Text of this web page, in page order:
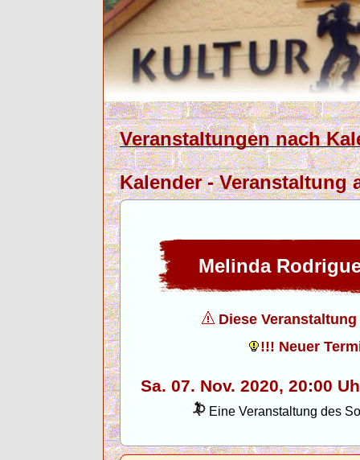
Veranstaltungen nach
Kalender - Veranstaltung
Melinda
Diese
!!! Neuer
Sa. 07. Nov. 2020,
Eine Veranstaltung des